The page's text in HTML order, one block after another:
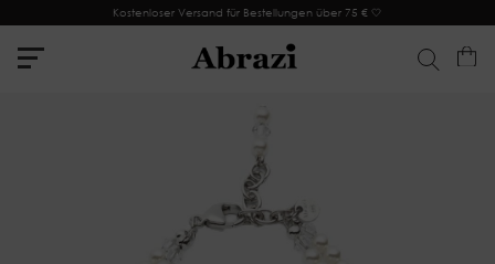
Kostenloser Versand für Bestellungen über 75 € 🤍